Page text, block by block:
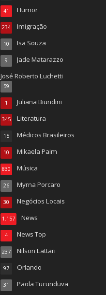
Humor
41
Imigração
234
Isa Souza
10
Jade Matarazzo
9
José Roberto Luchetti
59
Juliana Biundini
1
Literatura
345
Médicos Brasileiros
15
Mikaela Paim
10
Música
830
Myrna Porcaro
26
Negócios Locais
30
News
1.157
News Top
4
Nilson Lattari
237
Orlando
97
Paola Tucunduva
31